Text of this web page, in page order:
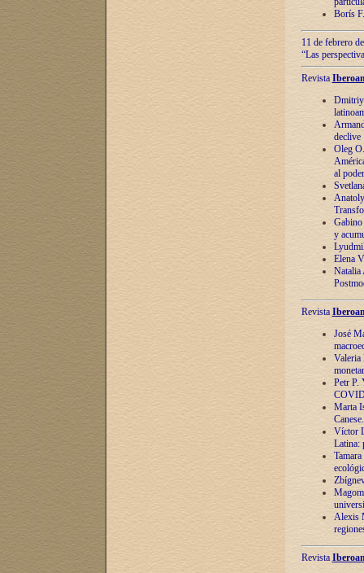
Borís
11 de febrero
“Las
Revista
Dmitriy
declive
Oleg
al poder
y
Elena
Natalia
Revista
José
Valeria
Petr P.
Marta
Víctor
Latina:
Alexis
Revista